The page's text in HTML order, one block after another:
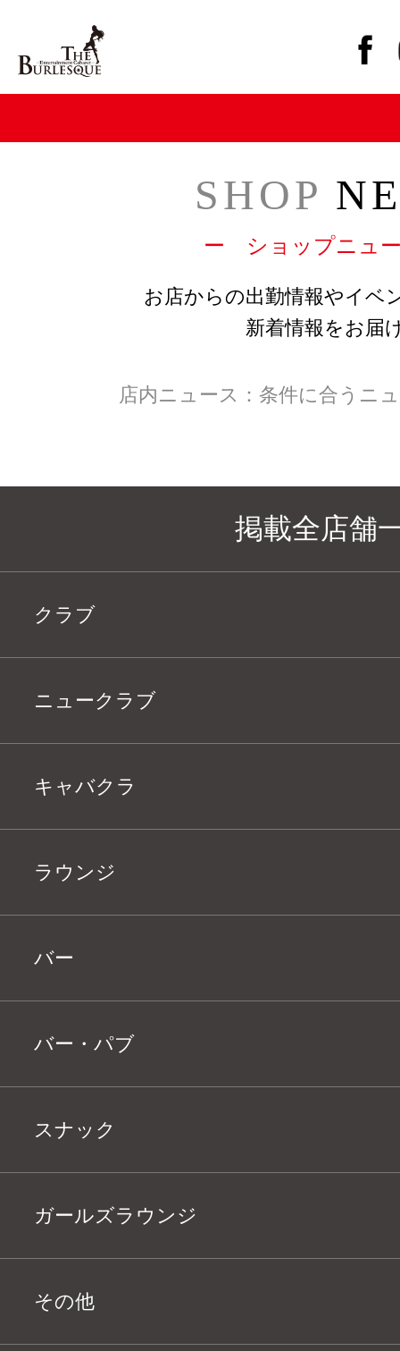
SHOP
ー ショップニュ
お店からの出勤情報やイベ
新着情報をお届
店内ニュース：条件に合うニ
掲載全店舗
クラブ
ニュークラブ
キャバクラ
ラウンジ
バー
バー・パブ
スナック
ガールズラウンジ
その他